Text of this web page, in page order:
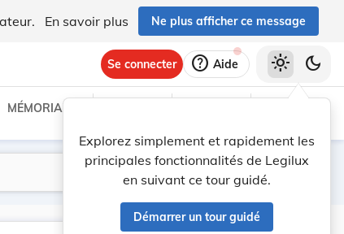
En savoir plus Ne plus afficher ce message
Se connecter help Aide
Explorez simplement et rapidement les
principales fonctionnalités de Legilux
en suivant ce tour guidé.
Démarrer un tour guidé
light_mode dark_mode
MÉMORIAL C
Lancer la recherche
Filtres